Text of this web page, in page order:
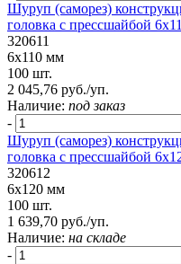
Шуруп (саморез)
головка с прессшайбой
320611
6х110 мм
100 шт.
2 045,76 руб./уп.
Наличие: под заказ
-
Шуруп (саморез)
головка с прессшайбой
320612
6х120 мм
100 шт.
1 639,70 руб./уп.
Наличие: на складе
-